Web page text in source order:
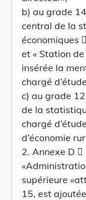
b) au grade
central de la
économiques
et « Station
insérée la
chargé
c) au grade
de la
chargé
d’économie
2. Annexe D
supérieure
15, est